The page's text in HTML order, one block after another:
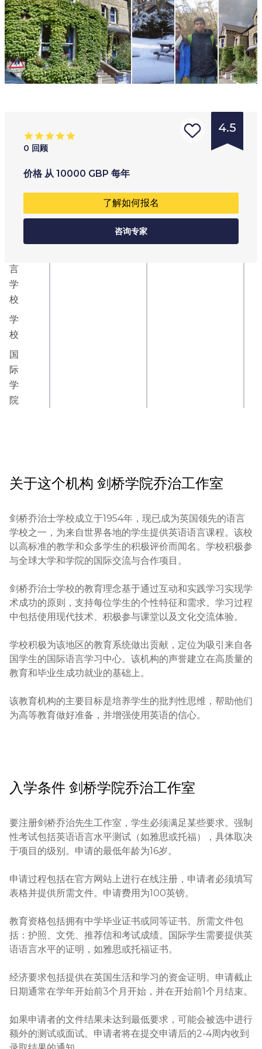
4.5
0 回顾
价格 从 10000 GBP 每年
了解如何报名
咨询专家
言
学
校
学
校
国
际
学
院
年龄范围:
14+
全职
兼读制
关于这个机构 剑桥学院乔治工作室
剑桥乔治士学校成立于1954年，现已成为英国领先的语言
学校之一，为来自世界各地的学生提供英语语言课程。该校
以高标准的教学和众多学生的积极评价而闻名。学校积极参
与全球大学和学院的国际交流与合作项目。
剑桥乔治士学校的教育理念基于通过互动和实践学习实现学
术成功的原则，支持每位学生的个性特征和需求。学习过程
中包括使用现代技术、积极参与课堂以及文化交流体验。
学校积极为该地区的教育系统做出贡献，定位为吸引来自各
国学生的国际语言学习中心。该机构的声誉建立在高质量的
教育和毕业生成功就业的基础上。
该教育机构的主要目标是培养学生的批判性思维，帮助他们
为高等教育做好准备，并增强使用英语的信心。
入学条件 剑桥学院乔治工作室
要注册剑桥乔治先生工作室，学生必须满足某些要求。强制
性考试包括英语语言水平测试（如雅思或托福），具体取决
于项目的级别。申请的最低年龄为16岁。
申请过程包括在官方网站上进行在线注册，申请者必须填写
表格并提供所需文件。申请费用为100英镑。
教育资格包括拥有中学毕业证书或同等证书。所需文件包
括：护照、文凭、推荐信和考试成绩。国际学生需要提供英
语语言水平的证明，如雅思或托福证书。
经济要求包括提供在英国生活和学习的资金证明。申请截止
日期通常在学年开始前3个月开始，并在开始前1个月结束。
如果申请者的文件结果未达到最低要求，可能会被选中进行
额外的测试或面试。申请者将在提交申请后的2-4周内收到